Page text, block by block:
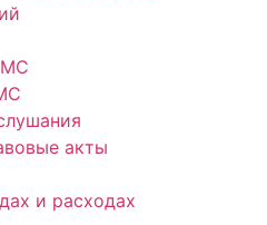
МС
акты
и расходах